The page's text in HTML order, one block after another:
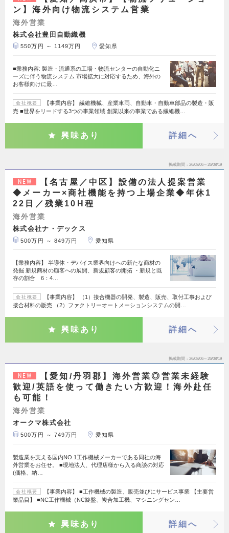
ン】海外向け物流システム営業
海外営業
株式会社豊田自動織機
550万円 ～ 1149万円 愛知県
■業務内容: 製造・流通系の工場・物流センターの自動化ニ
ーズに伴う物流システム 市場拡大に対応するため、海外の
お客様向けに最…
会社概要
【事業内容】 繊維機械、産業車両、自動車・自動車部品の製造・販
売 ■世界をリードする3つの事業領域 創業以来の事業である繊維機…
興味あり 詳細へ
掲載期間 26/08/06～26/08/19
NEW
【名古屋／中区】設備の法人提案営業
◆メーカー×商社機能を持つ上場企業◆年休1
22日／残業10H程
海外営業
株式会社ナ・デックス
500万円 ～ 849万円 愛知県
【業務内容】 半導体・デバイス業界向けへの新たな商材の
発掘 新規商材の顧客への展開、新規顧客の開拓 ・新規と既
存の割合 6：4…
会社概要
【事業内容】 （1）接合機器の開発、製造、販売、取付工事および
接合材料の販売 （2）ファクトリーオートメーションシステムの開…
興味あり 詳細へ
掲載期間 26/08/06～26/08/19
NEW
【愛知/丹羽郡】海外営業◎営業未経験
歓迎/英語を使って働きたい方歓迎！海外赴任
も可能！
海外営業
オークマ株式会社
500万円 ～ 749万円 愛知県
製造業を支える国内NO.1工作機械メーカーである同社の海
外営業をお任せ。 ■現地法人、代理店様から入る商談の対応
(価格、納…
会社概要
【事業内容】 ■工作機械の製造、販売並びにサービス事業 【主要営
業品目】 ■NC工作機械（NC旋盤、複合加工機、マシニングセン…
興味あり 詳細へ